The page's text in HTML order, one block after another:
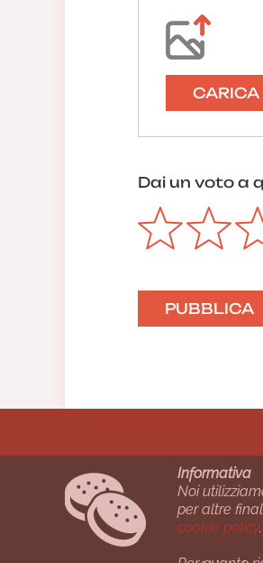
CARICA
Dai un voto a
Informativa
Noi
per altre
cookie policy.